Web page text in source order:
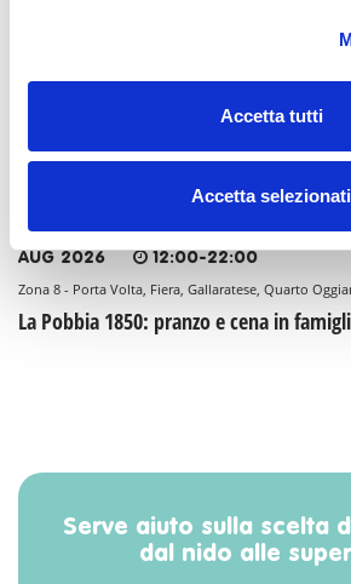
Accetta tutti
Accetta selezionati
AUG 2026 10:00-17:30
mostra al Museo di Storia Naturale
8
AUG 2026 12:00-22:00
Zona 8 - Porta Volta, Fiera, Gallaratese, Quarto
La Pobbia 1850: pranzo e cena in
Serve aiuto sulla scelta
dal nido alle